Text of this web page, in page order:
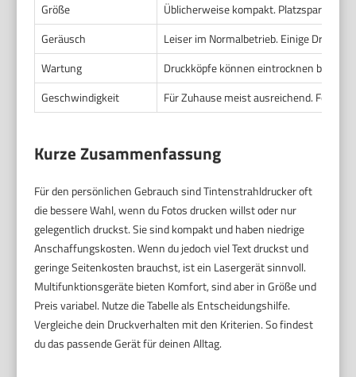
Größe
Üblicherweise kompakt. Platzsparende
Geräusch
Leiser im Normalbetrieb. Einige
Wartung
Druckköpfe können eintrocknen bei
Geschwindigkeit
Für Zuhause meist ausreichend. Foto-
Kurze Zusammenfassung
Für den persönlichen Gebrauch sind Tintenstrahldrucker oft
die bessere Wahl, wenn du Fotos drucken willst oder nur
gelegentlich druckst. Sie sind kompakt und haben niedrige
Anschaffungskosten. Wenn du jedoch viel Text druckst und
geringe Seitenkosten brauchst, ist ein Lasergerät sinnvoll.
Multifunktionsgeräte bieten Komfort, sind aber in Größe und
Preis variabel. Nutze die Tabelle als Entscheidungshilfe.
Vergleiche dein Druckverhalten mit den Kriterien. So findest
du das passende Gerät für deinen Alltag.